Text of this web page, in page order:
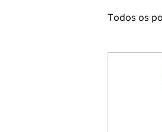
Todos os